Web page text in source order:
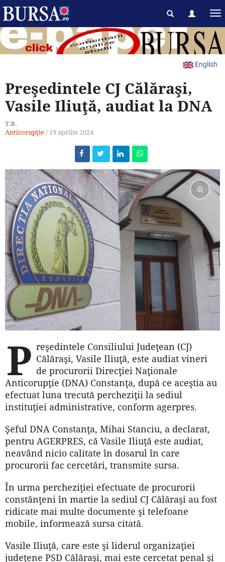
English
Preşedintele CJ Călăraşi,
Vasile Iliuţă, audiat la DNA
T.B.
Anticorupţie/ 19 aprilie 2024
P reşedintele Consiliului Judeţean (CJ)
Călăraşi, Vasile Iliuţă, este audiat vineri
de procurorii Direcţiei Naţionale
Anticorupţie (DNA) Constanţa, după ce aceştia au
efectuat luna trecută percheziţii la sediul
instituţiei administrative, conform agerpres.
Şeful DNA Constanţa, Mihai Stanciu, a declarat,
pentru AGERPRES, că Vasile Iliuţă este audiat,
neavând nicio calitate în dosarul în care
procurorii fac cercetări, transmite sursa.
În urma percheziţiei efectuate de procurorii
constănţeni în martie la sediul CJ Călăraşi au fost
ridicate mai multe documente şi telefoane
mobile, informează sursa citată.
Vasile Iliuţă, care este şi liderul organizaţiei
judeţene PSD Călăraşi, mai este cercetat penal şi